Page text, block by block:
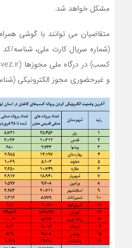
مشکل خواهد شد.
(شماره سریال کارت ملی،
و غیرحضوری مجوز الکترونیکی